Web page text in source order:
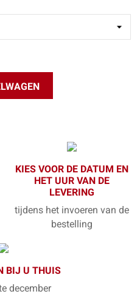
KIES VOOR DE DATUM EN
HET UUR VAN DE
LEVERING
tijdens het invoeren van de
bestelling
BIJ U THUIS
december